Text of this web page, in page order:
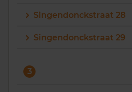
Singendonckstraat 28
Singendonckstraat 29
3